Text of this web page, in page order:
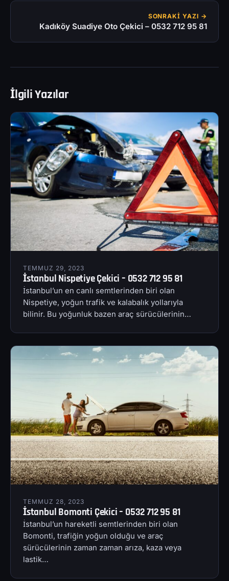
SONRAKI YAZI →
Kadıköy Suadiye Oto Çekici – 0532 712 95 81
İlgili Yazılar
TEMMUZ 29, 2023
İstanbul Nispetiye Çekici – 0532 712 95 81
İstanbul’un en canlı semtlerinden biri olan
Nispetiye, yoğun trafik ve kalabalık yollarıyla
bilinir. Bu yoğunluk bazen araç sürücülerinin…
TEMMUZ 28, 2023
İstanbul Bomonti Çekici – 0532 712 95 81
İstanbul’un hareketli semtlerinden biri olan
Bomonti, trafiğin yoğun olduğu ve araç
sürücülerinin zaman zaman arıza, kaza veya
lastik…